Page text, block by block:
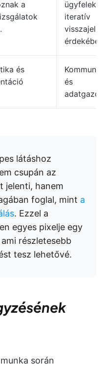
a
iteratív
érdekében.
és
és
látáshoz
csupán az
jelenti, hanem
foglal, mint a
. Ezzel a
egyes pixelje egy
részletesebb
tesz lehetővé.
során